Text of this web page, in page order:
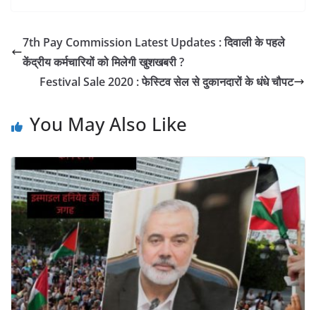
7th Pay Commission Latest Updates : दिवाली के पहले
केंद्रीय कर्मचारियों को मिलेगी खुशखबरी ?
Festival Sale 2020 : फेस्टिव सेल से दुकानदारों के धंधे चौपट
You May Also Like